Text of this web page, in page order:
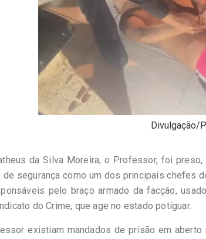
Divulgação/
da Silva Moreira, o Professor, foi
segurança como um dos principais chefes
pelo braço armado da facção,
do Crime, que age no estado potíguar.
existiam mandados de prisão em